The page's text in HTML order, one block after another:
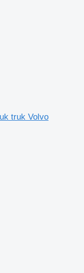
truk Volvo